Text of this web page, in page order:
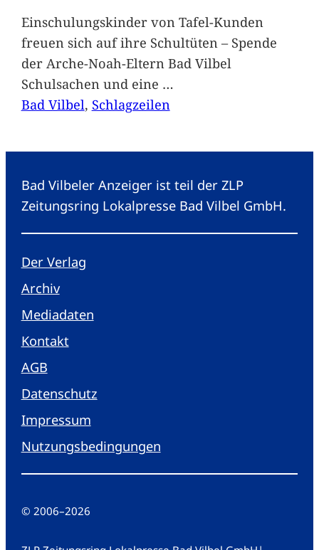
Einschulungskinder von Tafel-Kunden
freuen sich auf ihre Schultüten – Spende
der Arche-Noah-Eltern Bad Vilbel
Schulsachen und eine …
Bad Vilbel, Schlagzeilen
Bad Vilbeler Anzeiger ist teil der ZLP
Zeitungsring Lokalpresse Bad Vilbel GmbH.
Der Verlag
Archiv
Mediadaten
Kontakt
AGB
Datenschutz
Impressum
Nutzungsbedingungen
© 2006–2026